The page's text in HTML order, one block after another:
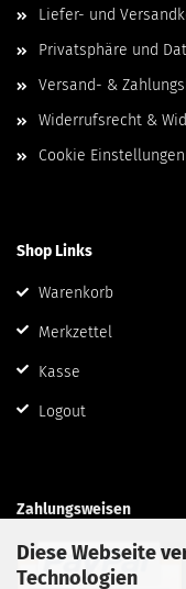
Diese Webseite
Technologien
Liefer- und
Privatsphäre und
Versand- &
Widerrufsrecht &
Cookie Einstellungen
Shop Links
Warenkorb
Merkzettel
Kasse
Logout
Zahlungsweisen